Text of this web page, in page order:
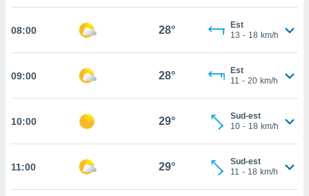
des
par le
de
ET
08:00 28°
Est
13 - 18 km/h
09:00 28°
Est
11 - 20 km/h
10:00 29°
Sud-est
10 - 18 km/h
11:00 29°
Sud-est
11 - 18 km/h